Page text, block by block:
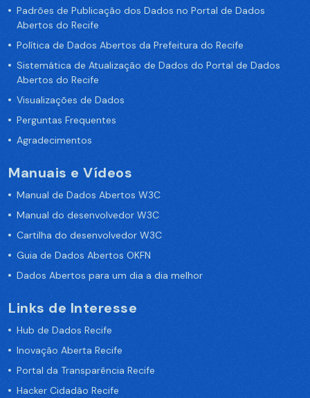
Padrões de Publicação dos Dados no Portal de Dados
Abertos do Recife
Política de Dados Abertos da Prefeitura do Recife
Sistemática de Atualização de Dados do Portal de Dados
Abertos do Recife
Visualizações de Dados
Perguntas Frequentes
Agradecimentos
Manuais e Vídeos
Manual de Dados Abertos W3C
Manual do desenvolvedor W3C
Cartilha do desenvolvedor W3C
Guia de Dados Abertos OKFN
Dados Abertos para um dia a dia melhor
Links de Interesse
Hub de Dados Recife
Inovação Aberta Recife
Portal da Transparência Recife
Hacker Cidadão Recife